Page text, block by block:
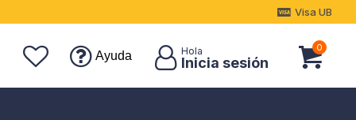
Ayuda
0
Visa UB